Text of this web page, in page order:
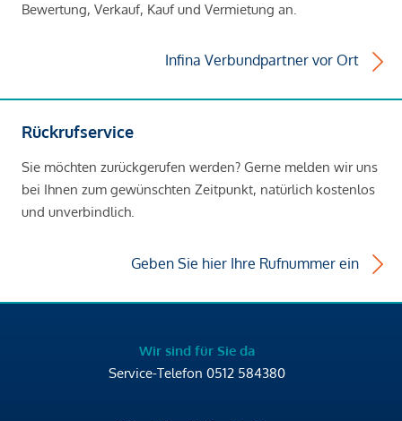
Bewertung, Verkauf, Kauf und Vermietung an.
Infina Verbundpartner vor Ort
Rückrufservice
Sie möchten zurückgerufen werden? Gerne melden wir uns
bei Ihnen zum gewünschten Zeitpunkt, natürlich kostenlos
und unverbindlich.
Geben Sie hier Ihre Rufnummer ein
Wir sind für Sie da
Service-Telefon 0512 584380